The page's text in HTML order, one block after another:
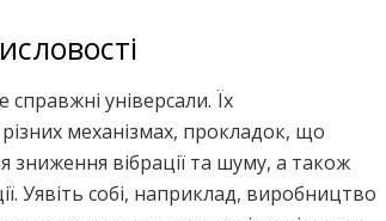
універсали. Їх
механізмах, прокладок, що
зниження вібрації та шуму, а також
Уявіть собі, наприклад, виробництво